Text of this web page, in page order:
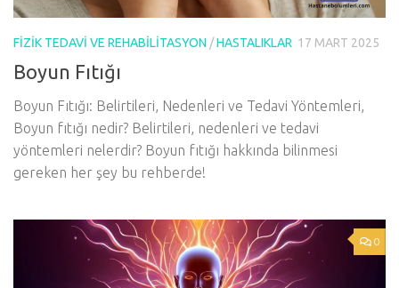
FIZIK TEDAVI VE REHABILITASYON /HASTALIKLAR 17 MART 2025
Boyun Fıtığı
Boyun Fıtığı: Belirtileri, Nedenleri ve Tedavi Yöntemleri,
Boyun fıtığı nedir? Belirtileri, nedenleri ve tedavi
yöntemleri nelerdir? Boyun fıtığı hakkında bilinmesi
gereken her şey bu rehberde!
0